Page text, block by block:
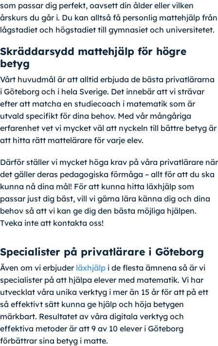
som passar dig perfekt, oavsett din ålder eller vilken
årskurs du går i. Du kan alltså få personlig mattehjälp från
lågstadiet och högstadiet till gymnasiet och universitetet.
Skräddarsydd mattehjälp för högre
betyg
Vårt huvudmål är att alltid erbjuda de bästa privatlärarna
i Göteborg och i hela Sverige. Det innebär att vi strävar
efter att matcha en studiecoach i matematik som är
utvald specifikt för dina behov. Med vår mångåriga
erfarenhet vet vi mycket väl att nyckeln till bättre betyg är
att hitta rätt mattelärare för varje elev.
Därför ställer vi mycket höga krav på våra privatlärare när
det gäller deras pedagogiska förmåga – allt för att du ska
kunna nå dina mål! För att kunna hitta läxhjälp som
passar just dig bäst, vill vi gärna lära känna dig och dina
behov så att vi kan ge dig den bästa möjliga hjälpen.
Tveka inte att kontakta oss!
Specialister på privatlärare i Göteborg
Även om vi erbjuder läxhjälp i de flesta ämnena så är vi
specialister på att hjälpa elever med matematik. Vi har
utvecklat våra unika verktyg i mer än 15 år för att på ett
så effektivt sätt kunna ge hjälp och höja betygen
märkbart. Resultatet av våra digitala verktyg och
effektiva metoder är att 9 av 10 elever i Göteborg
förbättrar sina betyg i matte.